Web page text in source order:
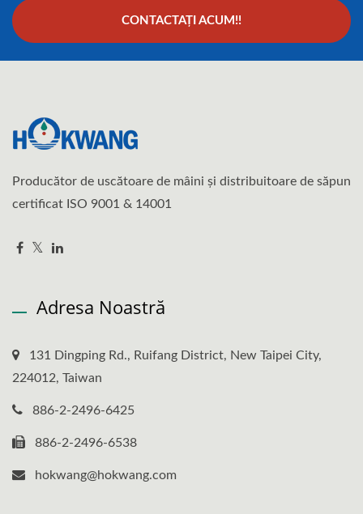
CONTACTAȚI ACUM!!
Producător de uscătoare de mâini și distribuitoare de săpun
certificat ISO 9001 & 14001
Adresa Noastră
131 Dingping Rd., Ruifang District, New Taipei City,
224012, Taiwan
886-2-2496-6425
886-2-2496-6538
hokwang@hokwang.com